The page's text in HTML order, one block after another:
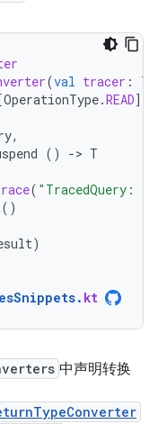
(val tracer :
OperationType.READ]
,
() -> T
( "TracedQuery: ${
()
)
. kt
中声明转换